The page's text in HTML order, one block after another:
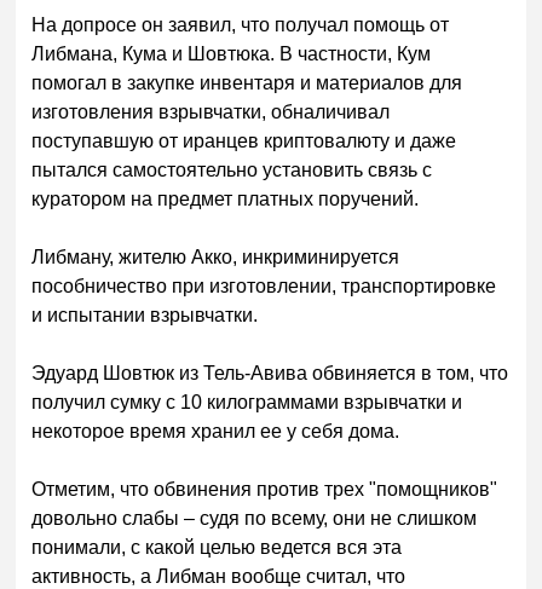
На допросе он заявил, что получал помощь от
Либмана, Кума и Шовтюка. В частности, Кум
помогал в закупке инвентаря и материалов для
изготовления взрывчатки, обналичивал
поступавшую от иранцев криптовалюту и даже
пытался самостоятельно установить связь с
куратором на предмет платных поручений.
Либману, жителю Акко, инкриминируется
пособничество при изготовлении, транспортировке
и испытании взрывчатки.
Эдуард Шовтюк из Тель-Авива обвиняется в том, что
получил сумку с 10 килограммами взрывчатки и
некоторое время хранил ее у себя дома.
Отметим, что обвинения против трех "помощников"
довольно слабы – судя по всему, они не слишком
понимали, с какой целью ведется вся эта
активность, а Либман вообще считал, что